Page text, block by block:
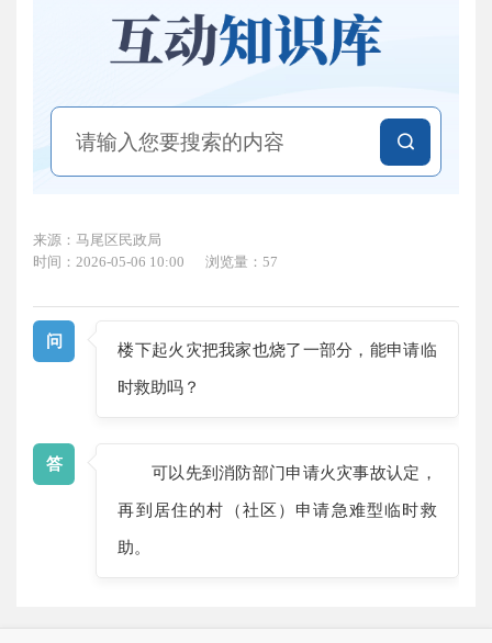
来源：马尾区民政局
时间：2026-05-06 10:00
浏览量：57
问
楼下起火灾把我家也烧了一部分，能申请临
时救助吗？
答
可以先到消防部门申请火灾事故认定，
再到居住的村（社区）申请急难型临时救
助。